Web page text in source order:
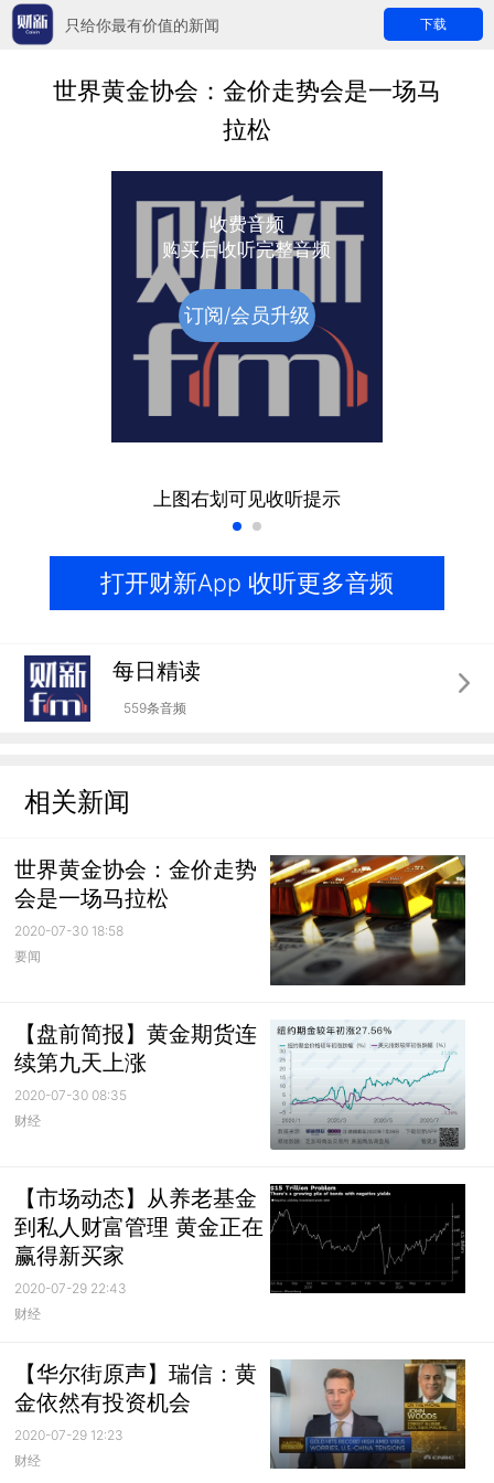
只给你最有价值的新闻 下载
世界黄金协会：金价走势会是一场马
拉松
收费音频
购买后收听完整音频
订阅/会员升级
上图右划可见收听提示
打开财新App 收听更多音频
每日精读
559条音频
相关新闻
世界黄金协会：金价走势
会是一场马拉松
2020-07-30 18:58
要闻
【盘前简报】黄金期货连
续第九天上涨
2020-07-30 08:35
财经
【市场动态】从养老基金
到私人财富管理 黄金正在
赢得新买家
2020-07-29 22:43
财经
【华尔街原声】瑞信：黄
金依然有投资机会
2020-07-29 12:23
财经